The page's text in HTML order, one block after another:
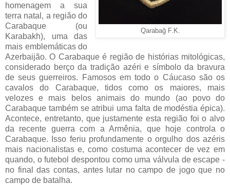
Qarabağ F.K.
homenagem a sua
terra natal, a região do
Carabaque (ou
Karabakh), uma das
mais emblemáticas do
Azerbaijão. O Carabaque é região de histórias mitológicas,
considerado berço da tradição azéri e símbolo da bravura
de seus guerreiros. Famosos em todo o Cáucaso são os
cavalos do Carabaque, tidos como os maiores, mais
velozes e mais belos animais do mundo (ao povo do
Carabaque também se atribui uma falta de modéstia épica).
Acontece, entretanto, que justamente esta região foi o alvo
da recente guerra com a Armênia, que hoje controla o
Carabaque. Isso feriu profundamente o orgulho dos azéris
mais nacionalistas e, como costuma acontecer de vez em
quando, o futebol despontou como uma válvula de escape -
no final das contas, antes lutar no campo de jogo que no
campo de batalha.